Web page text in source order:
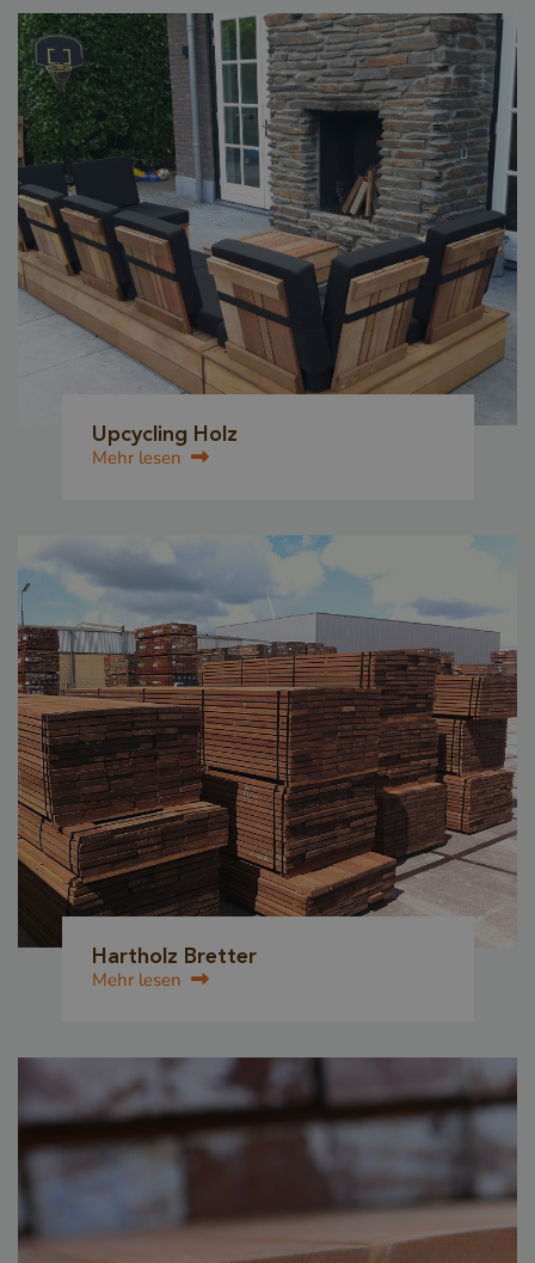
Upcycling Holz
Mehr lesen
Hartholz Bretter
Mehr lesen